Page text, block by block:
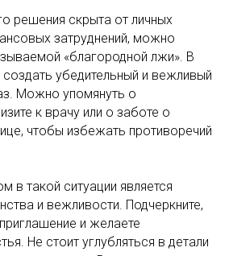
решения скрыта от личных
затруднений, можно
«благородной лжи». В
убедительный и вежливый
Можно упомянуть о
к врачу или о заботе о
чтобы избежать противоречий
такой ситуации является
и вежливости. Подчеркните,
и желаете
Не стоит углубляться в детали